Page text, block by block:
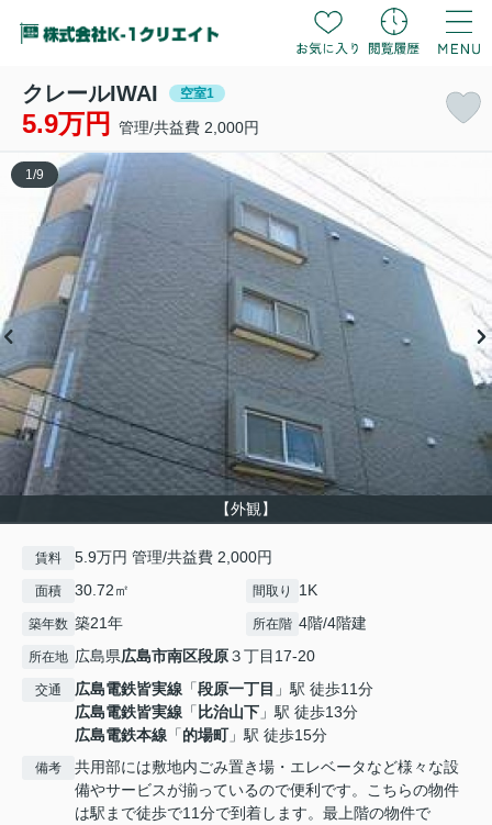
クレールIWAI 空室1
5.9万円 管理/共益費 2,000円
【外観】
1 /9
賃料 5.9万円 管理/共益費 2,000円
面積 30.72㎡ 間取り 1K
築年数 築21年 所在階 4階/4階建
所在地 広島県広島市南区段原３丁目17-20
交通 広島電鉄皆実線 「段原一丁目 」駅 徒歩11分
広島電鉄皆実線 「 比治山下 」駅 徒歩13分
広島電鉄本線 「的場町」駅 徒歩15分
備考
共用部には敷地内ごみ置き場・エレベータなど様々な設
備やサービスが揃っているので便利です。こちらの物件
は駅まで徒歩で11分で到着します。最上階の物件で